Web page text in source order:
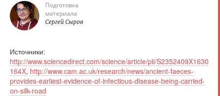
Подготовка
материала
Сергей Сыров
Источники:
http://www.sciencedirect.com/science/article/pii/S2352409X1630
164X, http://www.cam.ac.uk/research/news/ancient-faeces-
provides-earliest-evidence-of-infectious-disease-being-carried-
on-silk-road